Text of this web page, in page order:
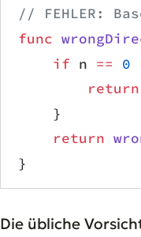
// FEHLER:
func
    if
n == 0
        return
    }
    return
}
Die übliche